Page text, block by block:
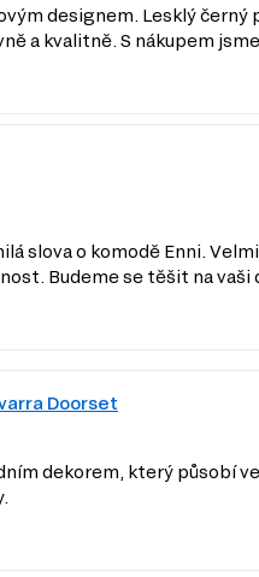
designem. Lesklý
a kvalitně. S nákupem
slova o komodě Enni.
Budeme se těšit na
Doorset
dekorem, který působí